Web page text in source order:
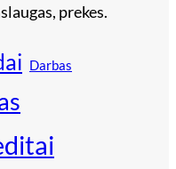
prekes.
Darbas